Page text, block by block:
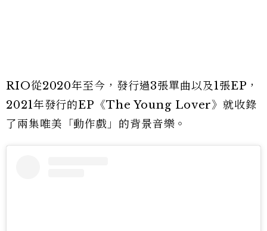
RIO從2020年至今，發行過3張單曲以及1張EP，
2021年發行的EP《The Young Lover》就收錄
了兩集唯美「動作戲」的背景音樂。